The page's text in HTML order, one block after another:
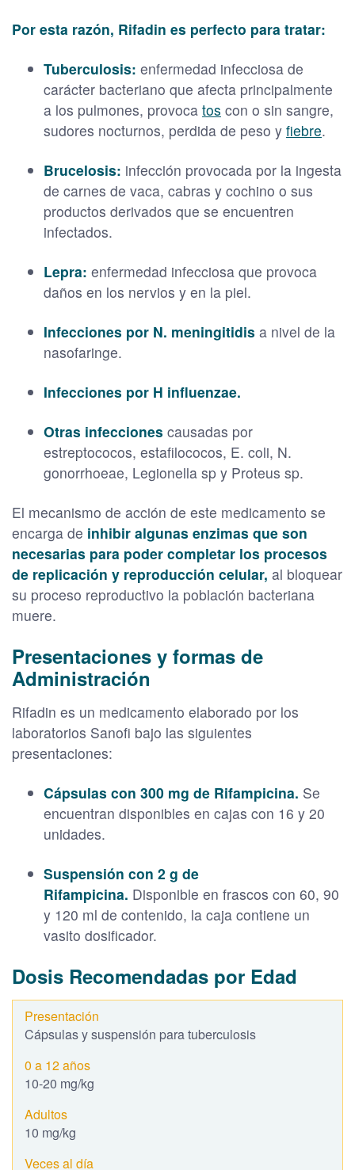
Por esta razón, Rifadin es perfecto para tratar:
Tuberculosis: enfermedad infecciosa de
carácter bacteriano que afecta principalmente
a los pulmones, provoca tos con o sin sangre,
sudores nocturnos, perdida de peso y fiebre.
Brucelosis: infección provocada por la ingesta
de carnes de vaca, cabras y cochino o sus
productos derivados que se encuentren
infectados.
Lepra: enfermedad infecciosa que provoca
daños en los nervios y en la piel.
Infecciones por N. meningitidis a nivel de la
nasofaringe.
Infecciones por H influenzae.
Otras infecciones causadas por
estreptococos, estafilococos, E. coli, N.
gonorrhoeae, Legionella sp y Proteus sp.
El mecanismo de acción de este medicamento se
encarga de inhibir algunas enzimas que son
necesarias para poder completar los procesos
de replicación y reproducción celular, al bloquear
su proceso reproductivo la población bacteriana
muere.
Presentaciones y formas de
Administración
Rifadin es un medicamento elaborado por los
laboratorios Sanofi bajo las siguientes
presentaciones:
Cápsulas con 300 mg de Rifampicina. Se
encuentran disponibles en cajas con 16 y 20
unidades.
Suspensión con 2 g de
Rifampicina. Disponible en frascos con 60, 90
y 120 ml de contenido, la caja contiene un
vasito dosificador.
Dosis Recomendadas por Edad
Cápsulas y suspensión para tuberculosis
10-20 mg/kg
10 mg/kg